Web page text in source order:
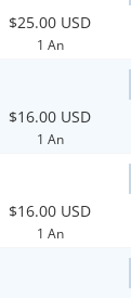
$25.00 USD
1 An
$16.00 USD
1 An
$16.00 USD
1 An